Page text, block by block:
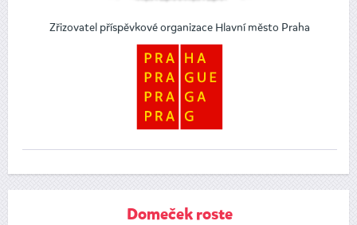
Zřizovatel příspěvkové organizace Hlavní město Praha
Domeček roste